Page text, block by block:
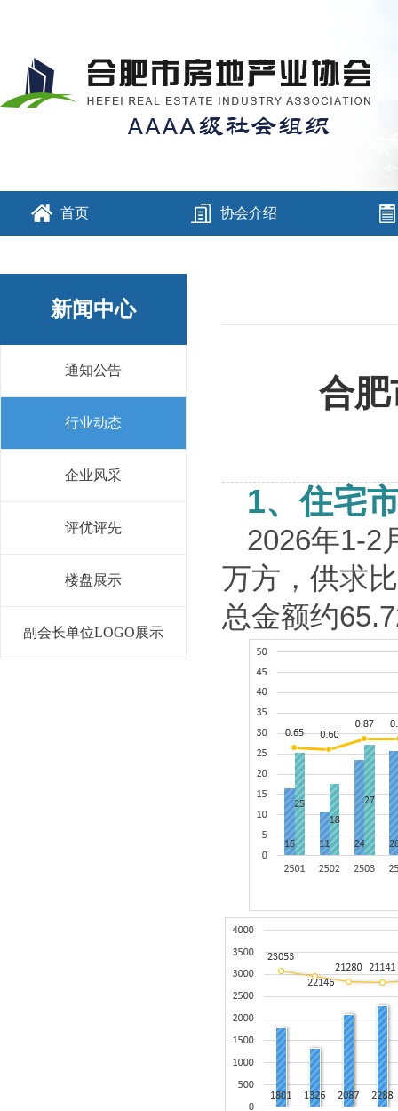
首页 协会介绍
新闻中心
通知公告
行业动态
企业风采
评优评先
楼盘展示
副会长单位LOGO展示
合肥
1、住宅
2026年1-2
万方，供求比
总金额约